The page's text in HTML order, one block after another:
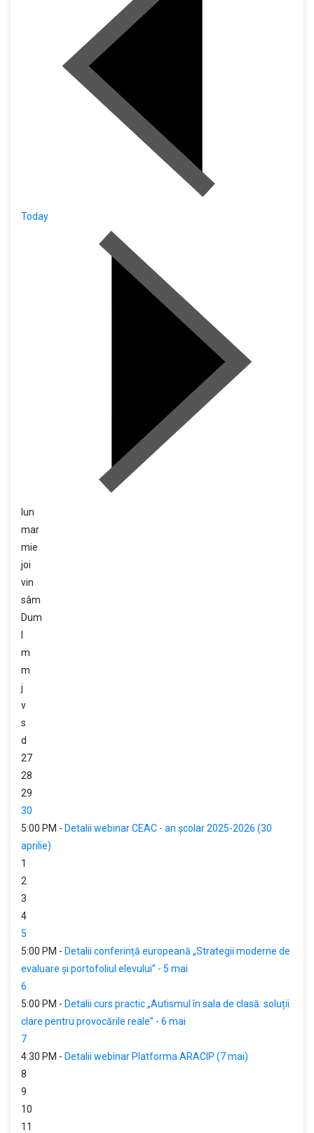
Today
lun
mar
mie
joi
vin
sâm
Dum
m
m
j
v
s
d
27
28
29
30
5:00 PM - Detalii webinar CEAC - an școlar 2025-2026 (30
aprilie)
1
2
3
4
5
5:00 PM - Detalii conferință europeană „Strategii moderne de
evaluare și portofoliul elevului” - 5 mai
6
5:00 PM - Detalii curs practic „Autismul în sala de clasă: soluții
clare pentru provocările reale” - 6 mai
7
4:30 PM - Detalii webinar Platforma ARACIP (7 mai)
8
9
10
11